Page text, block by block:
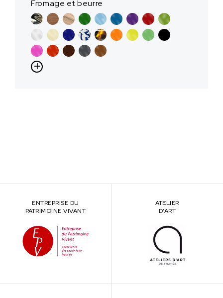
Fromage et beurre
ENTREPRISE DU
PATRIMOINE VIVANT
ATELIER
D’ART